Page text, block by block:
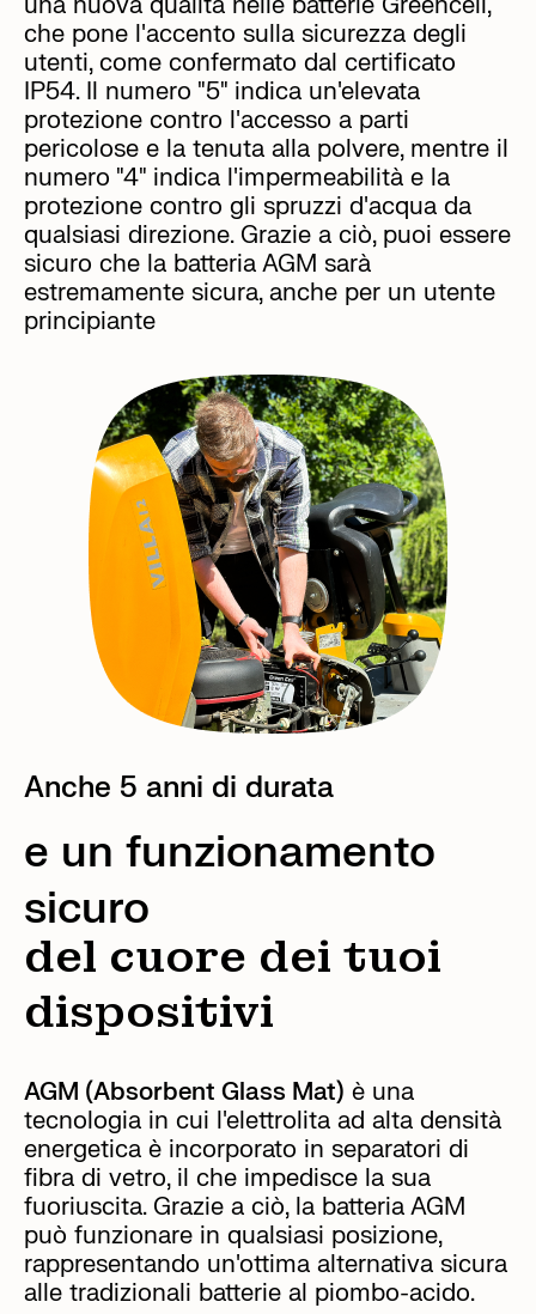
che pone l'accento sulla sicurezza degli
utenti, come confermato dal certificato
IP54. Il numero "5" indica un'elevata
protezione contro l'accesso a parti
pericolose e la tenuta alla polvere, mentre il
numero "4" indica l'impermeabilità e la
protezione contro gli spruzzi d'acqua da
qualsiasi direzione. Grazie a ciò, puoi essere
sicuro che la batteria AGM sarà
estremamente sicura, anche per un utente
principiante
Anche 5 anni di durata
e un funzionamento
sicuro
del cuore dei tuoi
dispositivi
AGM (Absorbent Glass Mat) è una
tecnologia in cui l'elettrolita ad alta densità
energetica è incorporato in separatori di
fibra di vetro, il che impedisce la sua
fuoriuscita. Grazie a ciò, la batteria AGM
può funzionare in qualsiasi posizione,
rappresentando un'ottima alternativa sicura
alle tradizionali batterie al piombo-acido.